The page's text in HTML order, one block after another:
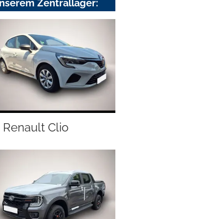
Zentrallager:
Renault Clio